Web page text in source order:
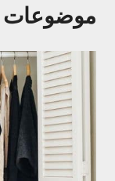
موضوعات